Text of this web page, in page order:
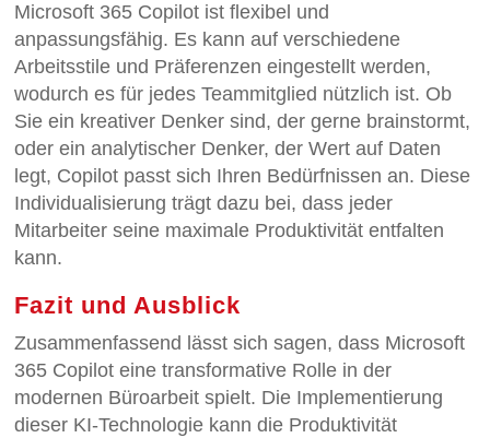
Microsoft 365 Copilot ist flexibel und
anpassungsfähig. Es kann auf verschiedene
Arbeitsstile und Präferenzen eingestellt werden,
wodurch es für jedes Teammitglied nützlich ist. Ob
Sie ein kreativer Denker sind, der gerne brainstormt,
oder ein analytischer Denker, der Wert auf Daten
legt, Copilot passt sich Ihren Bedürfnissen an. Diese
Individualisierung trägt dazu bei, dass jeder
Mitarbeiter seine maximale Produktivität entfalten
kann.
Fazit und Ausblick
Zusammenfassend lässt sich sagen, dass Microsoft
365 Copilot eine transformative Rolle in der
modernen Büroarbeit spielt. Die Implementierung
dieser KI-Technologie kann die Produktivität